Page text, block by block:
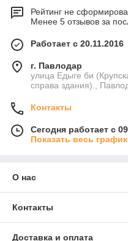
Дополнительно в
возврата мембраны в
уплотнительные элементы
моделях серии DMF-Y,
адаптирована для
интегрировать клапан
воздуха, повышая
конструкция импульсного
условиях интенсивной
Принцип работы
Рейтинг не
Менее 5 отзывов за
Работает с 20.11.2016
г. Павлодар
улица Едыге би
справа здания).,
Контакты
Сегодня работает с
Показать весь
О нас
Контакты
Доставка и оплата